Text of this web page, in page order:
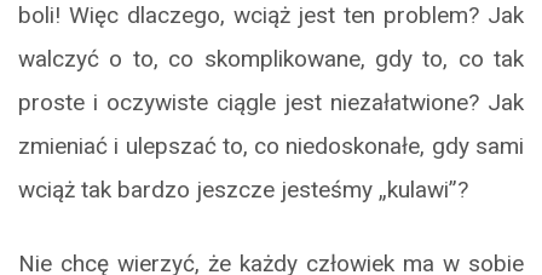
boli! Więc dlaczego, wciąż jest ten problem? Jak
walczyć o to, co skomplikowane, gdy to, co tak
proste i oczywiste ciągle jest niezałatwione? Jak
zmieniać i ulepszać to, co niedoskonałe, gdy sami
wciąż tak bardzo jeszcze jesteśmy „kulawi”?
Nie chcę wierzyć, że każdy człowiek ma w sobie